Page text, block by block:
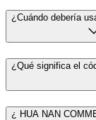
¿Cuándo debería
¿Qué significa el
¿ HUA NAN